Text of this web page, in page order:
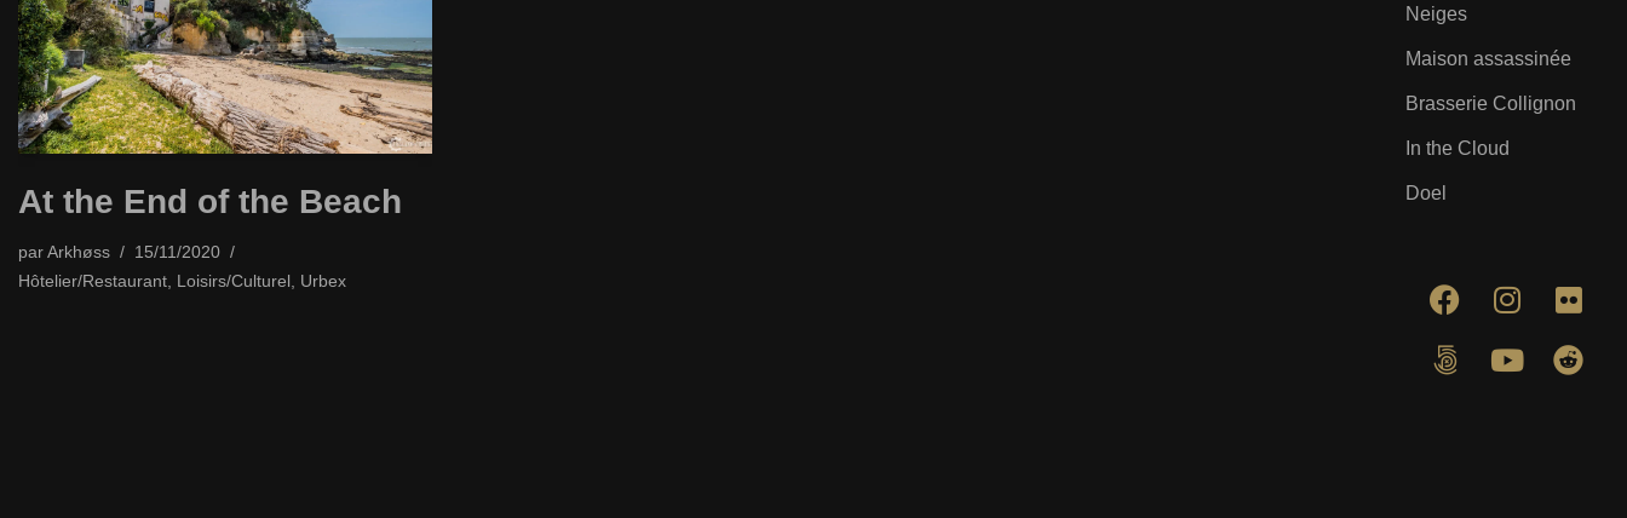
At the End of the Beach
parArkhøss
15/11/2020
Hôtelier/Restaurant, Loisirs/Culturel, Urbex
Neiges
Maison assassinée
Brasserie Collignon
In the Cloud
Doel